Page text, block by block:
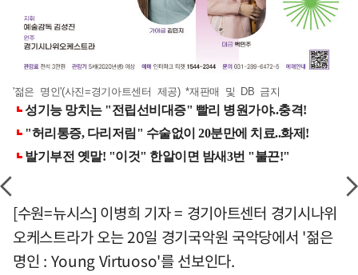
'젊은 명인'(사진=경기아트센터 제공) *재판매 및 DB 금지
[수원=뉴시스] 이병희 기자 = 경기아트센터 경기시나위
오케스트라가 오는 20일 경기국악원 국악당에서 '젊은
명인 : Young Virtuoso'를 선보인다.